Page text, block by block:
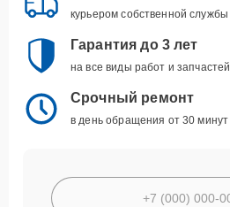
курьером собственной службы
Гарантия до 3 лет
на все виды работ и запчастей
Срочный ремонт
в день обращения от 30 минут